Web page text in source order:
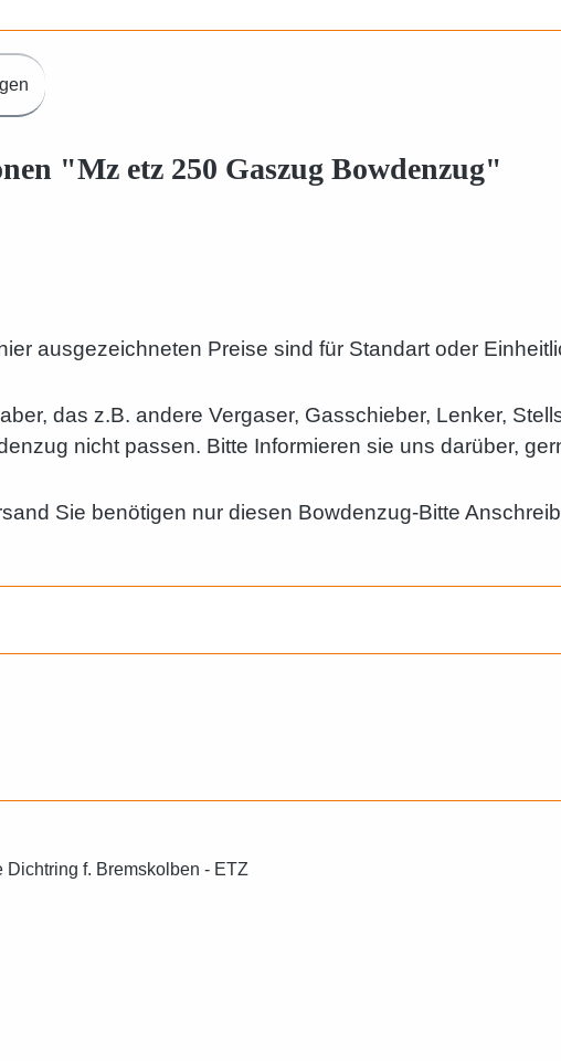
"Mz etz 250 Gaszug Bowdenzug"
ausgezeichneten Preise sind für Standart oder
das z.B. andere Vergaser, Gasschieber, Lenker,
nicht passen. Bitte Informieren sie uns darüber,
Sie benötigen nur diesen Bowdenzug-Bitte